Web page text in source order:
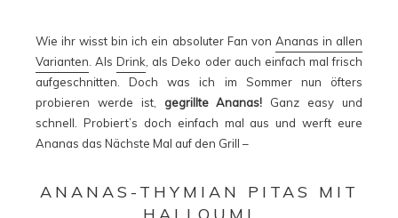
Wie ihr wisst bin ich ein absoluter Fan von Ananas in allen
Varianten. AlsDrink, als Deko oder auch einfach mal frisch
aufgeschnitten. Doch was ich im Sommer nun öfters
probieren werde ist, gegrillte Ananas! Ganz easy und
schnell. Probiert’s doch einfach mal aus und werft eure
Ananas das Nächste Mal auf den Grill –
ANANAS-THYMIAN PITAS MIT